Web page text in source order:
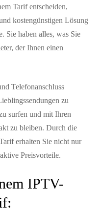
Tarif entscheiden,
kostengünstigen Lösung
Sie haben alles, was Sie
der Ihnen einen
Telefonanschluss
zu
surfen und mit Ihren
zu bleiben. Durch die
erhalten Sie nicht nur
Preisvorteile.
IPTV-